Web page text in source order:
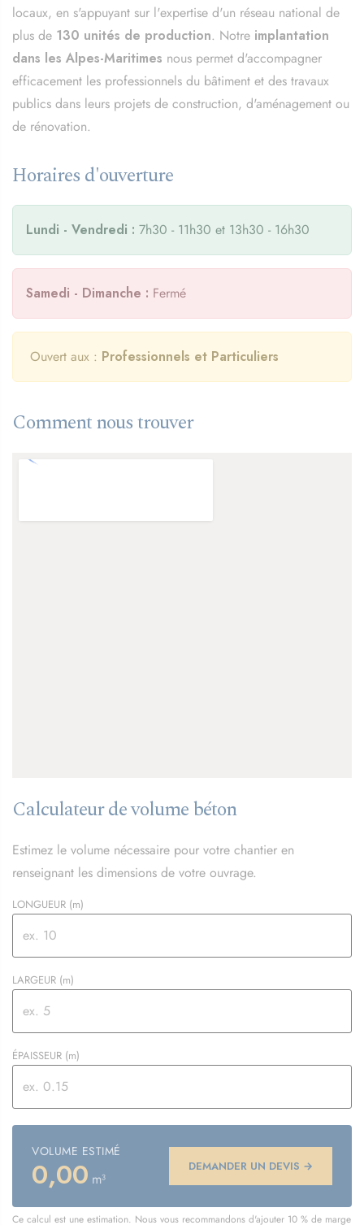
locaux, en s'appuyant sur l'expertise d'un réseau national de
plus de 130 unités de production. Notre implantation
dans les Alpes-Maritimes nous permet d'accompagner
efficacement les professionnels du bâtiment et des travaux
publics dans leurs projets de construction, d'aménagement ou
de rénovation.
Horaires d'ouverture
Lundi - Vendredi : 7h30 - 11h30 et 13h30 - 16h30
Samedi - Dimanche : Fermé
Ouvert aux : Professionnels et Particuliers
Comment nous trouver
Calculateur de volume béton
Estimez le volume nécessaire pour votre chantier en
renseignant les dimensions de votre ouvrage.
LONGUEUR (m)
LARGEUR (m)
ÉPAISSEUR (m)
VOLUME ESTIMÉ
0,00 m³
DEMANDER UN DEVIS →
Ce calcul est une estimation. Nous vous recommandons d'ajouter 10 % de marge